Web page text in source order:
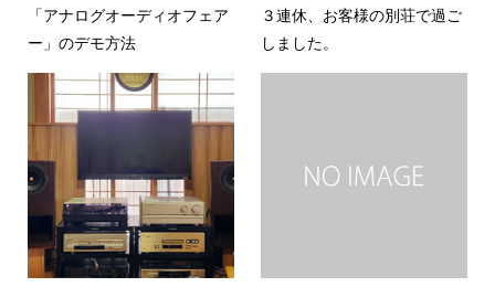
「アナログオーディオフェア
ー」のデモ方法
３連休、お客様の別荘で過ご
しました。